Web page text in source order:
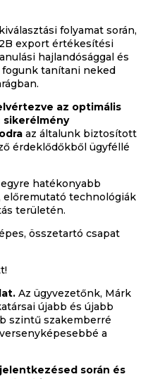
folyamat során,
export értékesítési
hajlandósággal és
tanítani neked
az optimális
sikerélmény
az általunk biztosított
érdeklődőkből ügyféllé
hatékonyabb
előremutató technológiák
területén.
összetartó csapat
Az ügyvezetőnk, Márk
újabb és újabb
szintű szakemberré
a
során és